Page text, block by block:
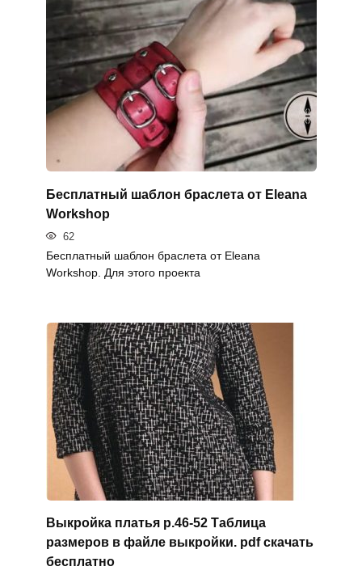
Бесплатный шаблон браслета от Eleana
Workshop
62
Бесплатный шаблон браслета от Eleana
Workshop. Для этого проекта
Выкройка платья р.46-52 Таблица
размеров в файле выкройки. pdf скачать
бесплатно